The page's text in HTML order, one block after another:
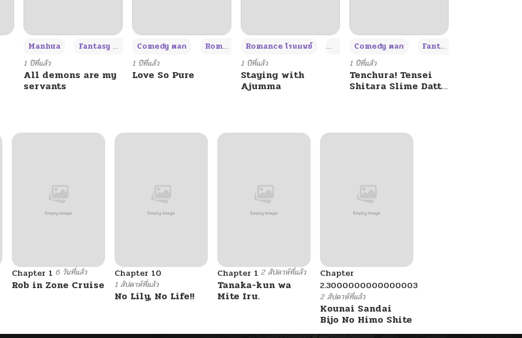
12/29/2025
12/01/2025
Manhua Fantasy แฟนตาซี +3
1 ปีที่แล้ว
All demons are my
servants
Comedy ตลก Romance โรแมนซ์ +4
1 ปีที่แล้ว
Love So Pure
Romance โรแมนซ์ Adult ผู้ใหญ่ +4
1 ปีที่แล้ว
Staying with
Ajumma
Comedy ตลก Fantasy แฟนตาซี
1 ปีที่แล้ว
Tenchura! Tensei
Shitara Slime Datta
Chapter 1 6 วันที่แล้ว
Rob in Zone Cruise
Chapter 10
1 สัปดาห์ที่แล้ว
No Lily, No Life!!
Chapter 1 2 สัปดาห์ที่แล้ว
Tanaka-kun wa
Mite Iru.
Chapter
2.3000000000000003
2 สัปดาห์ที่แล้ว
Kounai Sandai
Bijo No Himo Shite